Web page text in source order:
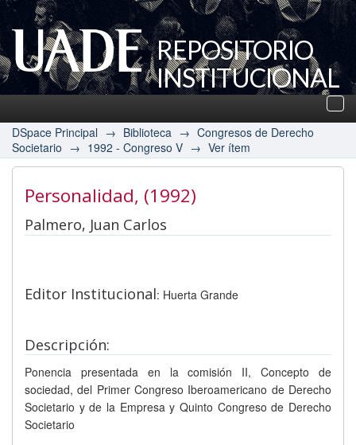
REPOSITORIO
INSTITUCIONAL
UADE
DSpace Principal → Biblioteca → Congresos de Derecho
Societario → 1992 - Congreso V → Ver ítem
Personalidad, (1992)
Palmero, Juan Carlos
Editor Institucional: Huerta Grande
Descripción:
Ponencia presentada en la comisión II, Concepto de
sociedad, del Primer Congreso Iberoamericano de Derecho
Societario y de la Empresa y Quinto Congreso de Derecho
Societario